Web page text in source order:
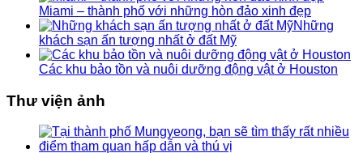
Miami – thành phố với những hòn đảo xinh đẹp
Những
khách sạn ấn tượng nhất ở đất Mỹ
Các khu bảo tồn và nuôi dưỡng động vật ở Houston
Thư viện ảnh